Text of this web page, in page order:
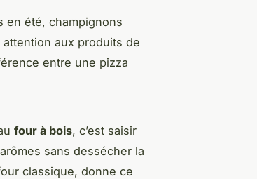
en été, champignons
aux produits de
entre une pizza
four à bois, c’est saisir
sans dessécher la
classique, donne ce